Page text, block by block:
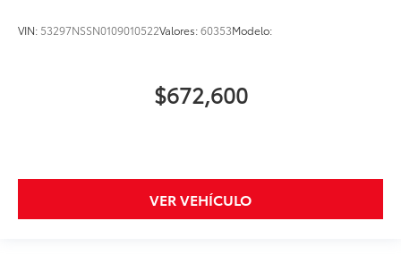
VIN: 53297NSSN0109010522Valores:60353Modelo:
$672,600
VER VEHÍCULO